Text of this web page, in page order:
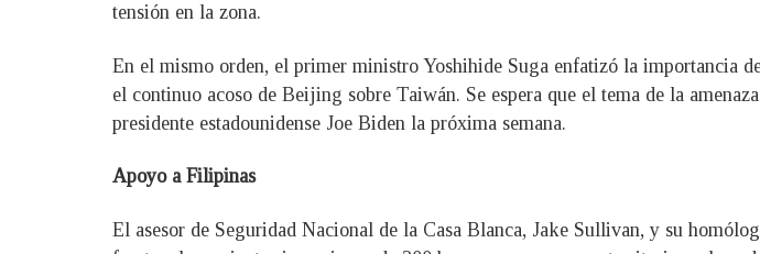
tensión en la zona.
En el mismo orden, el primer ministro Yoshihide Suga enfatizó la importancia
el continuo acoso de Beijing sobre Taiwán. Se espera que el tema de la
presidente estadounidense Joe Biden la próxima semana.
Apoyo a Filipinas
El asesor de Seguridad Nacional de la Casa Blanca, Jake Sullivan, y su